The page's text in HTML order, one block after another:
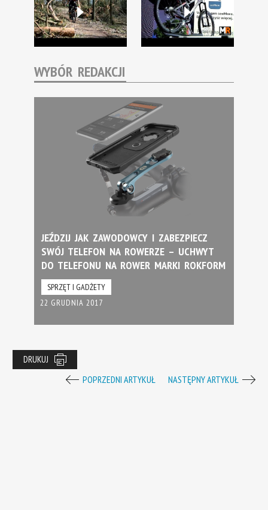
WYBÓR REDAKCJI
JEŹDZIJ JAK ZAWODOWCY I ZABEZPIECZ
SWÓJ TELEFON NA ROWERZE – UCHWYT
DO TELEFONU NA ROWER MARKI ROKFORM
SPRZĘT I GADŻETY
22 GRUDNIA 2017
DRUKUJ
POPRZEDNI ARTYKUŁ NASTĘPNY ARTYKUŁ